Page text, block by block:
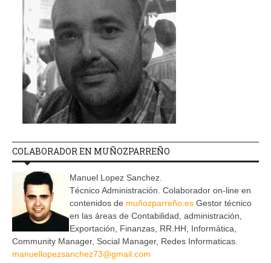
COLABORADOR EN MUÑOZPARREÑO
Manuel Lopez Sanchez.
Técnico Administración. Colaborador on-line en
contenidos de muñozparreño.es Gestor técnico
en las áreas de Contabilidad, administración,
Exportación, Finanzas, RR.HH, Informática,
Community Manager, Social Manager, Redes Informaticas.
manuellopezsanchez73@gmail.com